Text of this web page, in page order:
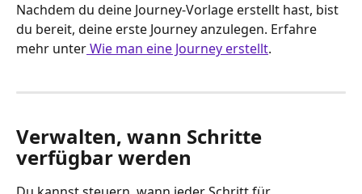
Nachdem du deine Journey-Vorlage erstellt hast, bist
du bereit, deine erste Journey anzulegen. Erfahre
mehr unter Wie man eine Journey erstellt.
Verwalten, wann Schritte
verfügbar werden